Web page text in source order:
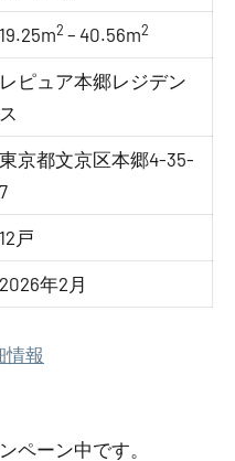
19.25m2 – 40.56m2
レピュア本郷レジデン
ス
東京都文京区本郷4-35-
7
12戸
2026年2月
情報
ペーン中です。